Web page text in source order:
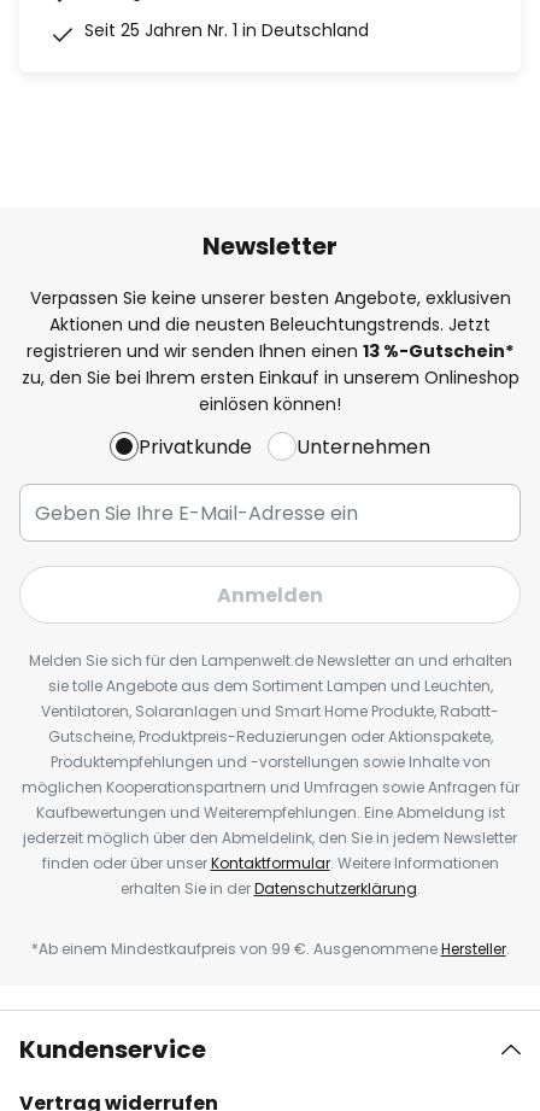
Seit 25 Jahren Nr. 1 in Deutschland
Newsletter
Verpassen Sie keine unserer besten Angebote, exklusiven
Aktionen und die neusten Beleuchtungstrends. Jetzt
registrieren und wir senden Ihnen einen 13 %-Gutschein*
zu, den Sie bei Ihrem ersten Einkauf in unserem Onlineshop
einlösen können!
Privatkunde Unternehmen
Anmelden
Melden Sie sich für den Lampenwelt.de Newsletter an und erhalten
sie tolle Angebote aus dem Sortiment Lampen und Leuchten,
Ventilatoren, Solaranlagen und Smart Home Produkte, Rabatt-
Gutscheine, Produktpreis-Reduzierungen oder Aktionspakete,
Produktempfehlungen und -vorstellungen sowie Inhalte von
möglichen Kooperationspartnern und Umfragen sowie Anfragen für
Kaufbewertungen und Weiterempfehlungen. Eine Abmeldung ist
jederzeit möglich über den Abmeldelink, den Sie in jedem Newsletter
finden oder über unserKontaktformular. Weitere Informationen
erhalten Sie in derDatenschutzerklärung.
*Ab einem Mindestkaufpreis von 99 €. AusgenommeneHersteller.
Kundenservice
Vertrag widerrufen